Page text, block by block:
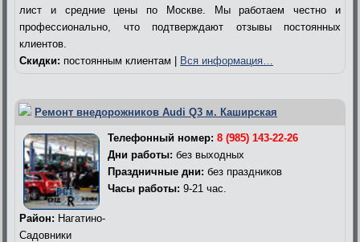
лист и средние цены по Москве. Мы работаем честно и
профессионально, что подтверждают отзывы постоянных
клиентов.
Скидки: постоянным клиентам | Вся информация…
Ремонт внедорожников Audi Q3 м. Каширская
Телефонный номер: 8 (985) 143-22-26
Дни работы: без выходных
Праздничные дни: без праздников
Часы работы: 9-21 час.
Район: Нагатино-
Садовники